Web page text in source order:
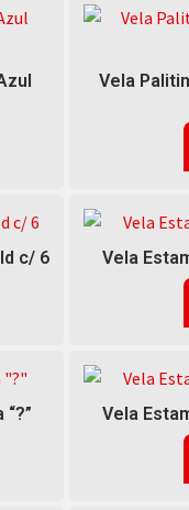
Vela
c/ 6 Vela
Vela